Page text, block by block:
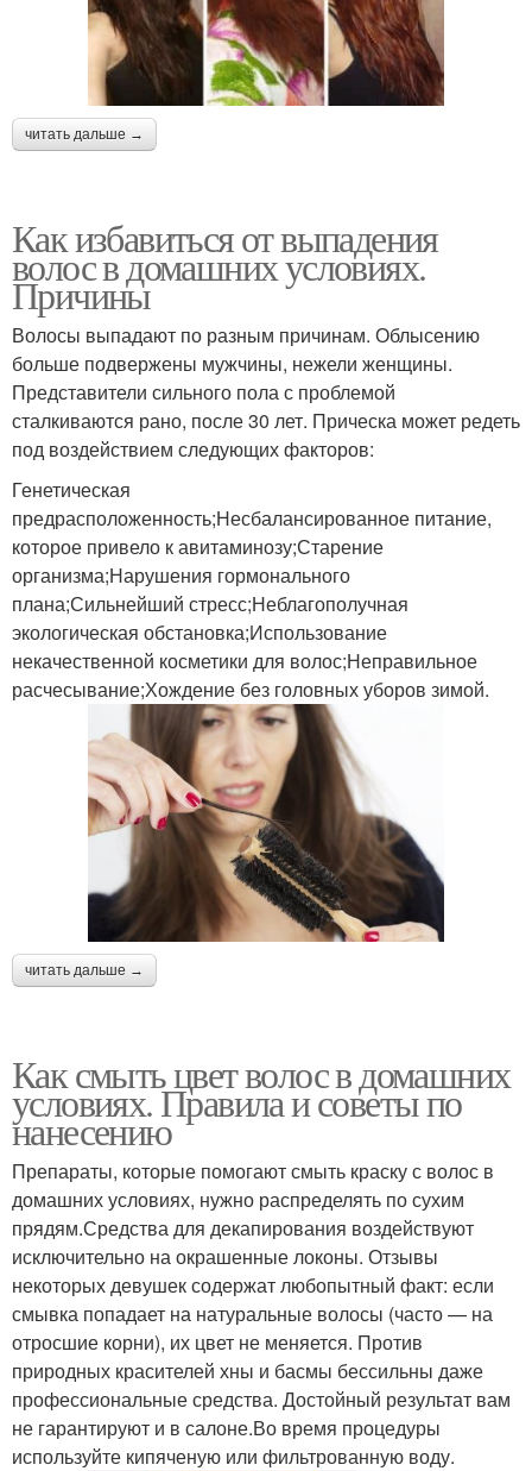
читать дальше →
Как избавиться от выпадения
волос в домашних условиях.
Причины
Волосы выпадают по разным причинам. Облысению
больше подвержены мужчины, нежели женщины.
Представители сильного пола с проблемой
сталкиваются рано, после 30 лет. Прическа может редеть
под воздействием следующих факторов:
Генетическая
предрасположенность;Несбалансированное питание,
которое привело к авитаминозу;Старение
организма;Нарушения гормонального
плана;Сильнейший стресс;Неблагополучная
экологическая обстановка;Использование
некачественной косметики для волос;Неправильное
расчесывание;Хождение без головных уборов зимой.
читать дальше →
Как смыть цвет волос в домашних
условиях. Правила и советы по
нанесению
Препараты, которые помогают смыть краску с волос в
домашних условиях, нужно распределять по сухим
прядям.Средства для декапирования воздействуют
исключительно на окрашенные локоны. Отзывы
некоторых девушек содержат любопытный факт: если
смывка попадает на натуральные волосы (часто — на
отросшие корни), их цвет не меняется. Против
природных красителей хны и басмы бессильны даже
профессиональные средства. Достойный результат вам
не гарантируют и в салоне.Во время процедуры
используйте кипяченую или фильтрованную воду.